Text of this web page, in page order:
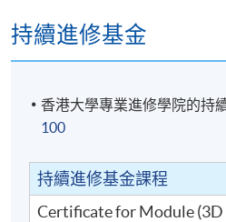
持續進修基金
香港大學專業進修學院的持
100
持續進修基金課程
Certificate for Module